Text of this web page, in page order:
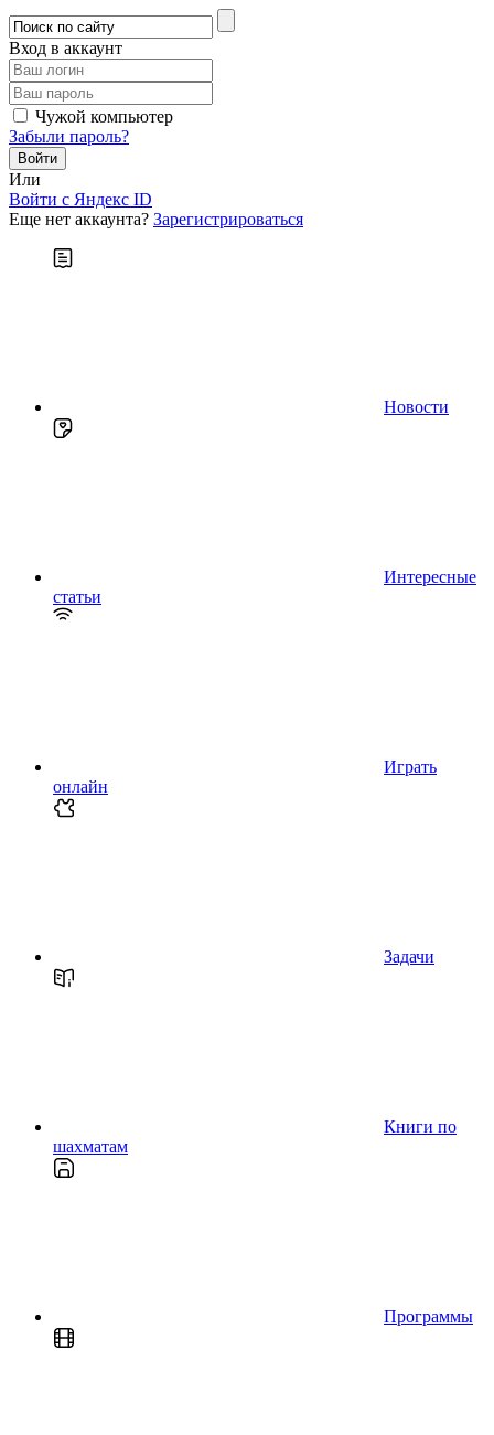
Вход в аккаунт
Чужой компьютер
Забыли пароль?
Или
Войти c Яндекс ID
Еще нет аккаунта? Зарегистрироваться
Новости
Интересные
статьи
Играть
онлайн
Задачи
Книги по
шахматам
Программы